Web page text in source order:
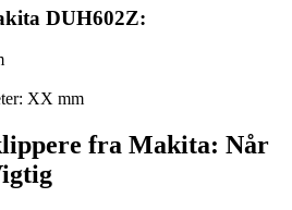
DUH602Z:
XX mm
fra Makita: Når